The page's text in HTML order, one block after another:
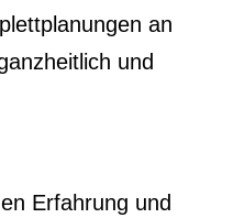
an
und
Erfahrung und